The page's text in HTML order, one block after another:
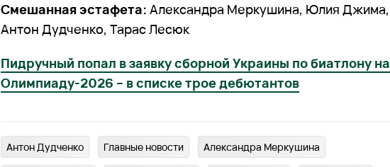
Смешанная эстафета: Александра Меркушина, Юлия Джима,
Антон Дудченко, Тарас Лесюк
Пидручный попал в заявку сборной Украины по биатлону на
Олимпиаду-2026 – в списке трое дебютантов
Антон Дудченко Главныe новости Александра Меркушина